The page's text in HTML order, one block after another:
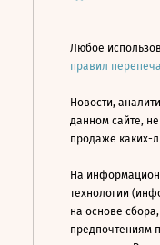
Любое
правил
Новости,
данном сайте,
продаже каких-
На
технологии
на основе
предпочтениям